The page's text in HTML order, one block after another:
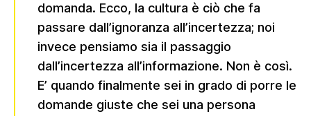
domanda. Ecco, la cultura è ciò che fa
passare dall’ignoranza all’incertezza; noi
invece pensiamo sia il passaggio
dall’incertezza all’informazione. Non è così.
E’ quando finalmente sei in grado di porre le
domande giuste che sei una persona